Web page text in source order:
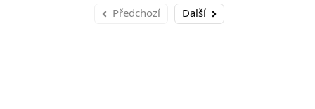
Předchozí Další